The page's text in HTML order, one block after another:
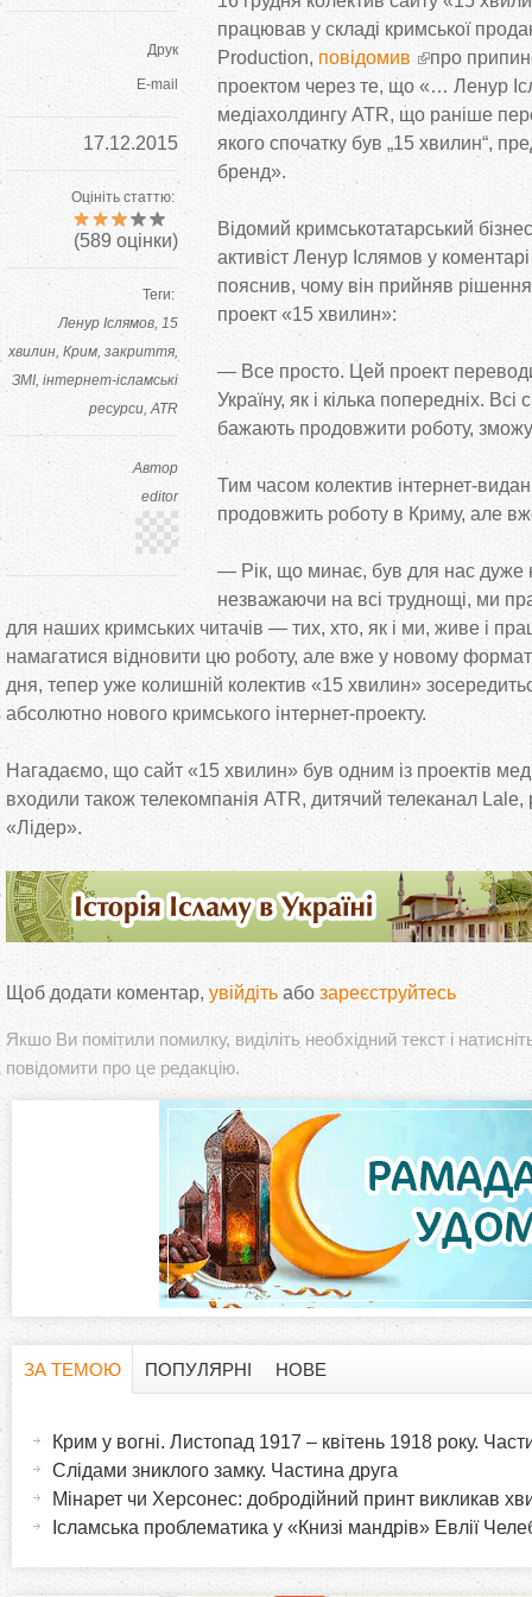
Друк
E-mail
17.12.2015
Оцініть статтю:
(589 оцінки)
Теги:
Ленур Іслямов 15
хвилин Крим закриття
ЗМІ інтернет-ісламські
ресурси ATR
Автор
editor
працював у складі кримської
Production, повідомив
про
проектом через те, що «… Ленур
медіахолдингу ATR, що раніше
якого спочатку був „15 хвилин“,
бренд».
Відомий кримськотатарський
активіст Ленур Іслямов у
пояснив, чому він прийняв
проект «15 хвилин»:
— Все просто. Цей проект
Україну, як і кілька попередніх. Всі
бажають продовжити роботу,
Тим часом колектив інтернет-
продовжить роботу в Криму, але
— Рік, що минає, був для нас дуже
незважаючи на всі труднощі, ми
для наших кримських читачів — тих, хто, як і ми, живе і
намагатися відновити цю роботу, але вже у новому
дня, тепер уже колишній колектив «15 хвилин»
абсолютно нового кримського інтернет-проекту.
Нагадаємо, що сайт «15 хвилин» був одним із проектів
входили також телекомпанія ATR, дитячий телеканал Lale,
«Лідер».
Щоб додати коментар, увійдіть або зареєструйтесь
Якшо Ви помітили помилку, виділіть необхідний текст і
повідомити про це редакцію.
i
ЗА ТЕМОЮ
ПОПУЛЯРНІ НОВЕ
Крим у вогні. Листопад 1917 – квітень 1918 року.
Слідами зниклого замку. Частина друга
Мінарет чи Херсонес: добродійний принт викликав
Ісламська проблематика у «Книзі мандрів» Евлії